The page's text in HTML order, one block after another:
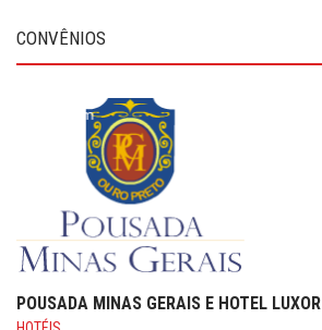
CONVÊNIOS
POUSADA MINAS GERAIS E HOTEL